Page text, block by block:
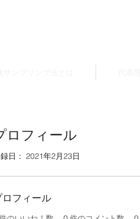
ロフィール
日： 2021年2月23日
ロフィール